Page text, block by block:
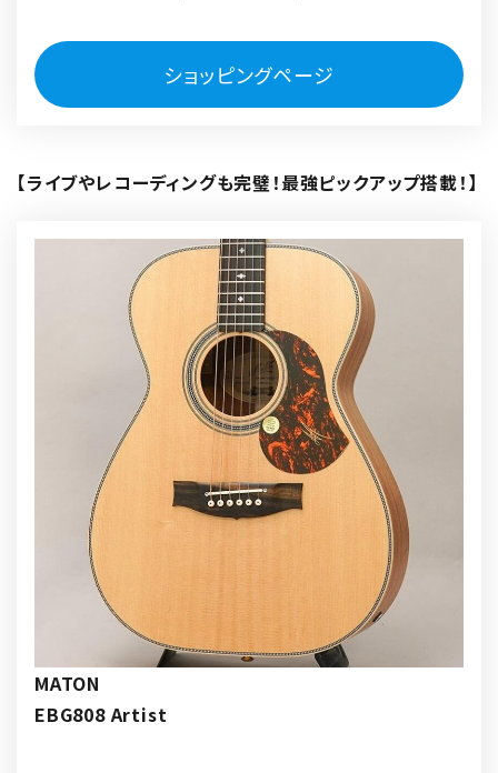
ショッピングページ
ン
【ライブやレコーディングも完璧！最強ピックアップ搭載！】
MATON
EBG808 Artist